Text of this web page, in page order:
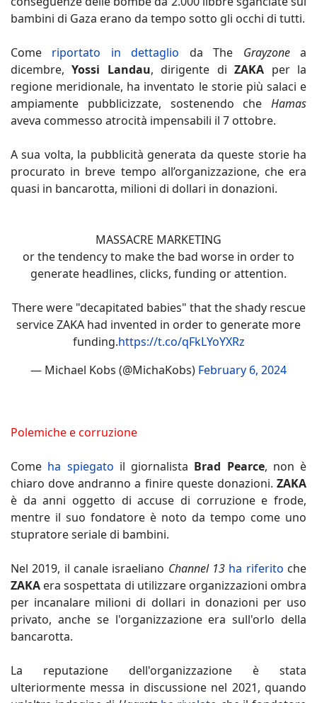
bambini di Gaza erano da tempo sotto gli occhi di tutti.
Come riportato in dettaglio da The Grayzonea
dicembre,Yossi Landau, dirigente di ZAKA per la
regione meridionale, ha inventato le storie più salaci e
ampiamente pubblicizzate, sostenendo che Hamas
aveva commesso atrocità impensabili il 7 ottobre.
A sua volta, la pubblicità generata da queste storie ha
procurato in breve tempo all’organizzazione, che era
quasi in bancarotta, milioni di dollari in donazioni.
MASSACRE MARKETING
or the tendency to make the bad worse in order to
generate headlines, clicks, funding or attention.
There were "decapitated babies" that the shady rescue
service ZAKA had invented in order to generate more
funding.https://t.co/qFkLYoYXRz
— Michael Kobs (@MichaKobs) February 6, 2024
Polemiche e corruzione
Come ha spiegato il giornalista Brad Pearce, non è
chiaro dove andranno a finire queste donazioni. ZAKA
è da anni oggetto di accuse di corruzione e frode,
mentre il suo fondatore è noto da tempo come uno
stupratore seriale di bambini.
Nel 2019, il canale israeliano Channel 13 ha riferito che
ZAKA era sospettata di utilizzare organizzazioni ombra
per incanalare milioni di dollari in donazioni per uso
privato, anche se l'organizzazione era sull'orlo della
bancarotta.
La reputazione dell'organizzazione è stata
ulteriormente messa in discussione nel 2021, quando